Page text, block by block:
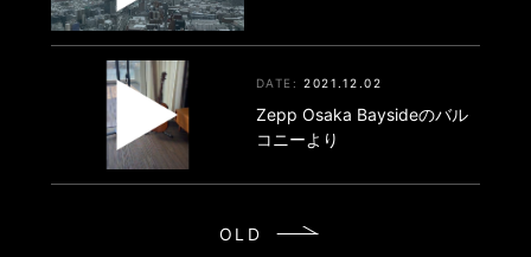
2021.12.02
Zepp Osaka Baysideのバル
コニーより
OLD